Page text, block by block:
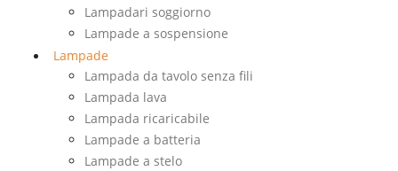
Lampadari soggiorno
Lampade a sospensione
Lampade
Lampada da tavolo senza fili
Lampada lava
Lampada ricaricabile
Lampade a batteria
Lampade a stelo